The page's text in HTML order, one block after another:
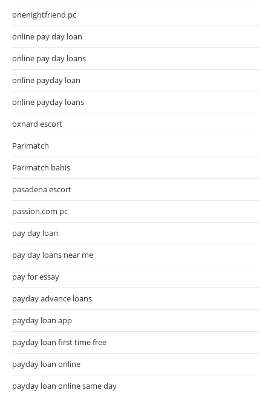
onenightfriend pc
online pay day loan
online pay day loans
online payday loan
online payday loans
oxnard escort
Parimatch
Parimatch bahis
pasadena escort
passion.com pc
pay day loan
pay day loans near me
pay for essay
payday advance loans
payday loan app
payday loan first time free
payday loan online
payday loan online same day